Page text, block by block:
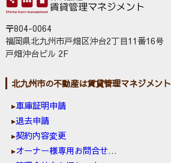
〒804-0064
福岡県北九州市戸畑区沖台2丁目11番16号
戸畑沖台ビル 2F
北九州市の不動産は賃貸管理マネジメント
車庫証明申請
退去申請
契約内容変更
オーナー様専用お問合せ窓口